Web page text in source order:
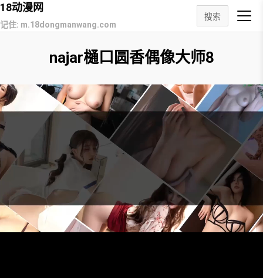
18动漫网
记住: m.18dongmanwang.com
搜索
najar樋口圆香偶像大师8